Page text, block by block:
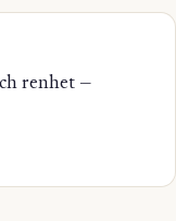
renhet —